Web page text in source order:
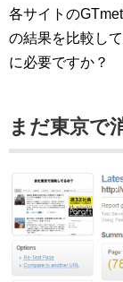
各サイトの
の結果を比較し
に必要ですか？
まだ東京で